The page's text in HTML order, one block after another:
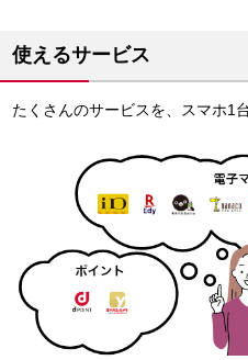
使えるサービス
たくさんのサービスを、スマホ1